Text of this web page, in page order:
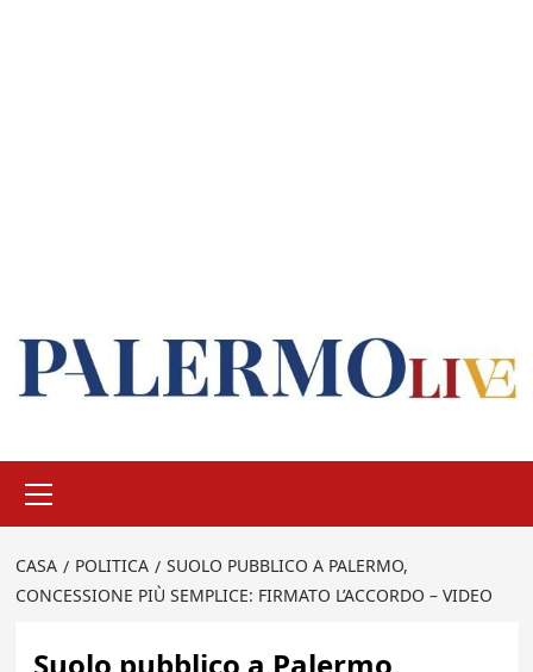
principale
CASA POLITICA
SUOLO PUBBLICO A PALERMO,
CONCESSIONE PIÙ SEMPLICE: FIRMATO L’ACCORDO – VIDEO